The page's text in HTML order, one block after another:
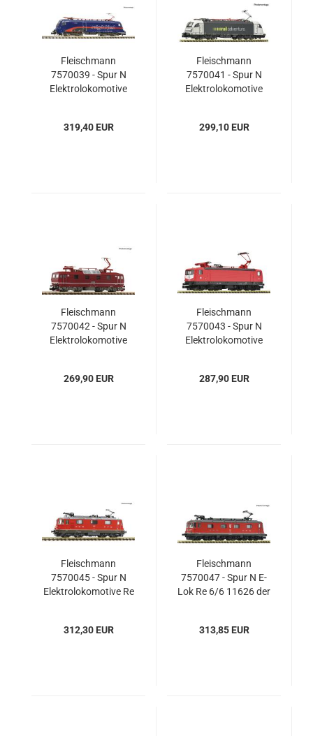
Fleischmann
7570039 - Spur N
Elektrolokomotive
319,40 EUR
Fleischmann
7570041 - Spur N
Elektrolokomotive
299,10 EUR
Fleischmann
7570042 - Spur N
Elektrolokomotive
269,90 EUR
Fleischmann
7570043 - Spur N
Elektrolokomotive
287,90 EUR
Fleischmann
7570045 - Spur N
Elektrolokomotive Re
312,30 EUR
Fleischmann
7570047 - Spur N E-
Lok Re 6/6 11626 der
313,85 EUR